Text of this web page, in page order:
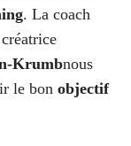
. La coach
Krumbnous
le bon objectif